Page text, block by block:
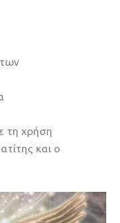
τη χρήση
και ο